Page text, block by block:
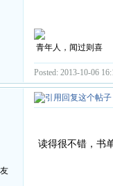
青年人，闻过则喜
Posted: 2013-10-06
读得很不错，书